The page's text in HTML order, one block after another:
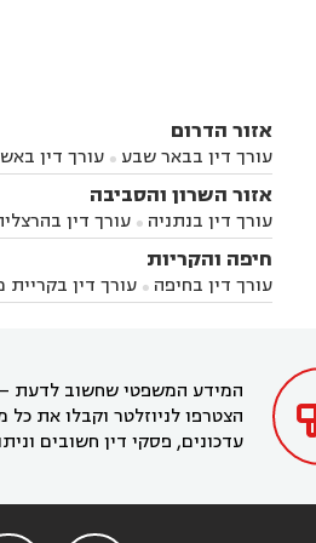
אזור הדרום
עורך דין בבאר שבע  עורך דין
באשקלון
עורך דין בבאר טוביה
עורך דין בניר הבנים עורך דין בערד
זיקים
עורך דין בנתיבות עורך
אזור השרון והסביבה
עורך דין בנתניה  עורך דין
עורך דין בחדרה עורך דין בכפר
השרון
עורך דין באבן יהודה
עורך דין בחריש עורך דין בקיסריה
חיפה והקריות
עורך דין בחיפה  עורך דין בקריית
בקרית מוצקין
עורך דין בקריית
המידע המשפטי שחשוב לדעת –
הצטרפו לניוזלטר וקבלו את
עדכונים, פסקי דין חשובים